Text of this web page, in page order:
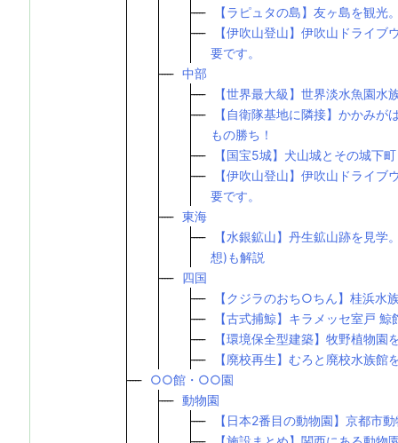
【ラピュタの島】友ヶ島を観
【伊吹山登山】伊吹山ドライ
要です。
中部
【世界最大級】世界淡水魚園
【自衛隊基地に隣接】かかみ
もの勝ち！
【国宝5城】犬山城とその城下
【伊吹山登山】伊吹山ドライ
要です。
東海
【水銀鉱山】丹生鉱山跡を見
想)も解説
四国
【クジラのおち○ちん】桂浜水
【古式捕鯨】キラメッセ室戸
【環境保全型建築】牧野植物
【廃校再生】むろと廃校水族
○○館・○○園
動物園
【日本2番目の動物園】京都市